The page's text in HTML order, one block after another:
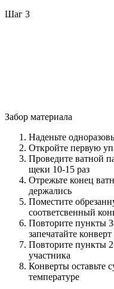
Шаг 3
Забор материала
Наденьте
Откройте первую
Проведите ватной
щеки 10-15 раз
Отрежьте конец
держались
Поместите
соответсвенный
Повторите пункты
запечатайте конверт
Повторите пункты
участника
Конверты оставьте
температуре